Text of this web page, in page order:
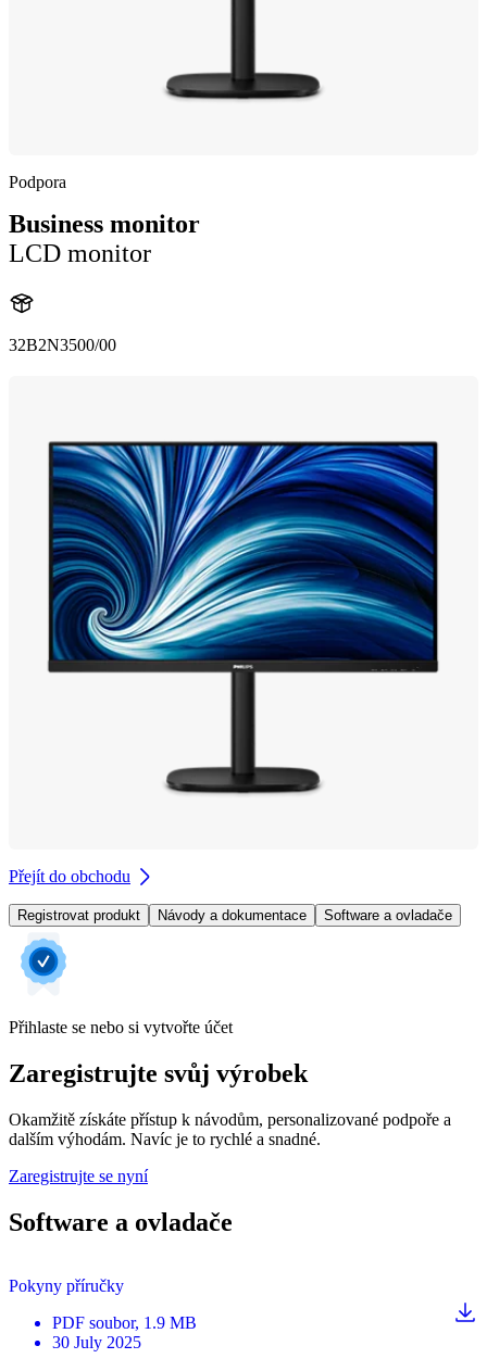
Podpora
Business monitor
LCD monitor
32B2N3500/00
Přejít do obchodu
Registrovat produkt Návody a dokumentace Software a ovladače
Přihlaste se nebo si vytvořte účet
Zaregistrujte svůj výrobek
Okamžitě získáte přístup k návodům, personalizované podpoře a
dalším výhodám. Navíc je to rychlé a snadné.
Zaregistrujte se nyní
Software a ovladače
Pokyny příručky
PDF soubor, 1.9 MB
30 July 2025